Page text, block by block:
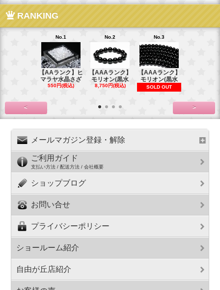
RANKING
No.1
【AAランク】ヒ
マラヤ水晶さざ
550円(税込)
No.2
【AAAランク】
モリオン(黒水
8,750円(税込)
No.3
【AAAランク】
モリオン(黒水
SOLD OUT
< >
メールマガジン登録・解除
ご利用ガイド
支払い方法 / 配送方法 / 会社概要
ショップブログ
お問い合せ
プライバシーポリシー
ショールーム紹介
自由が丘店紹介